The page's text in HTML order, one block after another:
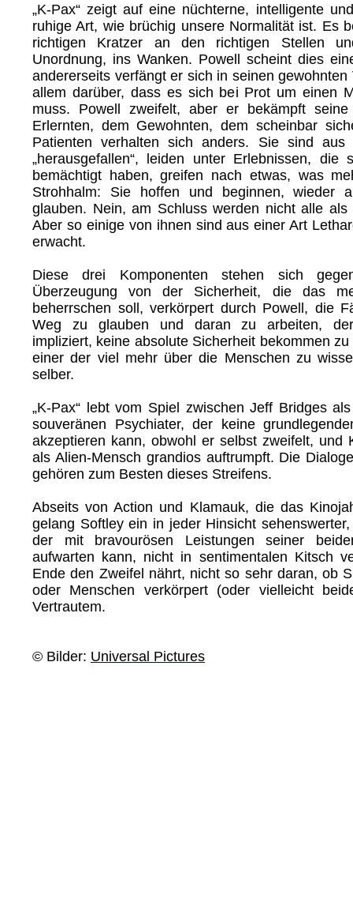
„K-Pax“ zeigt auf eine nüchterne, intelligente
ruhige Art, wie brüchig unsere Normalität ist. Es
richtigen Kratzer an den richtigen Stellen
Unordnung, ins Wanken. Powell scheint dies
andererseits verfängt er sich in seinen gewohnten
allem darüber, dass es sich bei Prot um einen
muss. Powell zweifelt, aber er bekämpft
Erlernten, dem Gewohnten, dem scheinbar
Patienten verhalten sich anders. Sie sind aus
„herausgefallen“, leiden unter Erlebnissen, die
bemächtigt haben, greifen nach etwas, was
Strohhalm: Sie hoffen und beginnen, wieder
glauben. Nein, am Schluss werden nicht alle als
Aber so einige von ihnen sind aus einer Art
erwacht.
Diese drei Komponenten stehen sich
Überzeugung von der Sicherheit, die das
beherrschen soll, verkörpert durch Powell, die
Weg zu glauben und daran zu arbeiten,
impliziert, keine absolute Sicherheit bekommen
einer der viel mehr über die Menschen zu
selber.
„K-Pax“ lebt vom Spiel zwischen Jeff Bridges
souveränen Psychiater, der keine
akzeptieren kann, obwohl er selbst zweifelt, und
als Alien-Mensch grandios auftrumpft. Die
gehören zum Besten dieses Streifens.
Abseits von Action und Klamauk, die das
gelang Softley ein in jeder Hinsicht
der mit bravourösen Leistungen seiner
aufwarten kann, nicht in sentimentalen Kitsch
Ende den Zweifel nährt, nicht so sehr daran, ob
oder Menschen verkörpert (oder vielleicht
Vertrautem.
© Bilder: Universal Pictures